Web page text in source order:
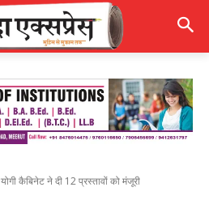
योगी कैबिनेट ने दी 12 प्रस्तावों को मंजूरी